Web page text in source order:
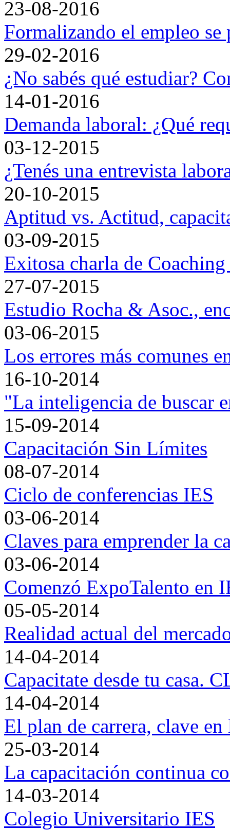
23-08-2016
Formalizando el empleo
29-02-2016
¿No sabés qué estudiar?
14-01-2016
Demanda laboral: ¿Qué
03-12-2015
¿Tenés una entrevista
20-10-2015
Aptitud vs. Actitud,
03-09-2015
Exitosa charla de
27-07-2015
Estudio Rocha & Asoc.,
03-06-2015
Los errores más comunes
16-10-2014
"La inteligencia de buscar
15-09-2014
Capacitación Sin Límites
08-07-2014
Ciclo de conferencias IES
03-06-2014
Claves para emprender la
03-06-2014
Comenzó ExpoTalento en
05-05-2014
Realidad actual del
14-04-2014
Capacitate desde tu casa.
14-04-2014
El plan de carrera, clave en
25-03-2014
La capacitación continua
14-03-2014
Colegio Universitario IES